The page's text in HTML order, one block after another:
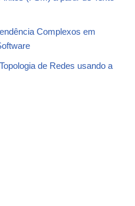
Complexos em
de Redes usando a